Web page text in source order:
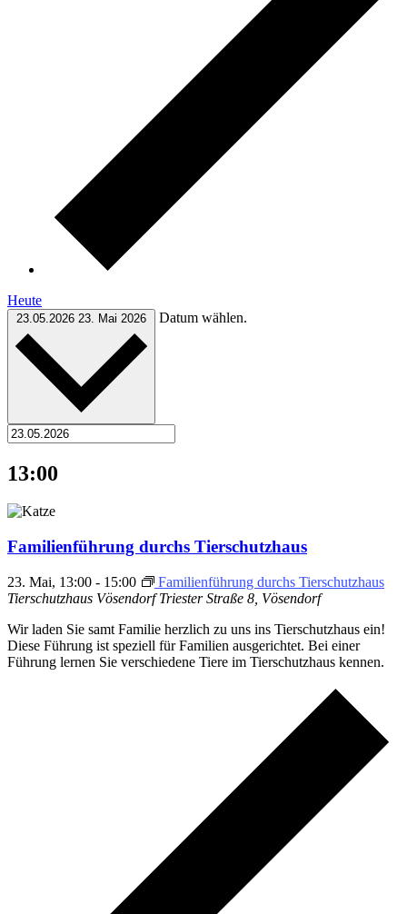
Heute
23.05.2026 23. Mai 2026 Datum wählen.
13:00
Familienführung durchs Tierschutzhaus
23. Mai, 13:00 - 15:00
Familienführung durchs Tierschutzhaus
Tierschutzhaus VösendorfTriester Straße 8, Vösendorf
Wir laden Sie samt Familie herzlich zu uns ins Tierschutzhaus ein!
Diese Führung ist speziell für Familien ausgerichtet. Bei einer
Führung lernen Sie verschiedene Tiere im Tierschutzhaus kennen.